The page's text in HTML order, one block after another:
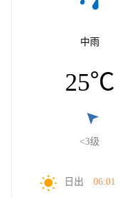
中雨
25℃
<3级
日出 06:01